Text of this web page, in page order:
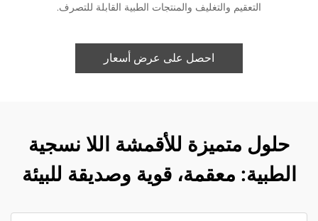
التعقيم والتغليف والمنتجات الطبية القابلة للتصرف.
احصل على عرض أسعار
حلول متميزة للأقمشة اللا نسجية
الطبية: معقمة، قوية وصديقة للبيئة